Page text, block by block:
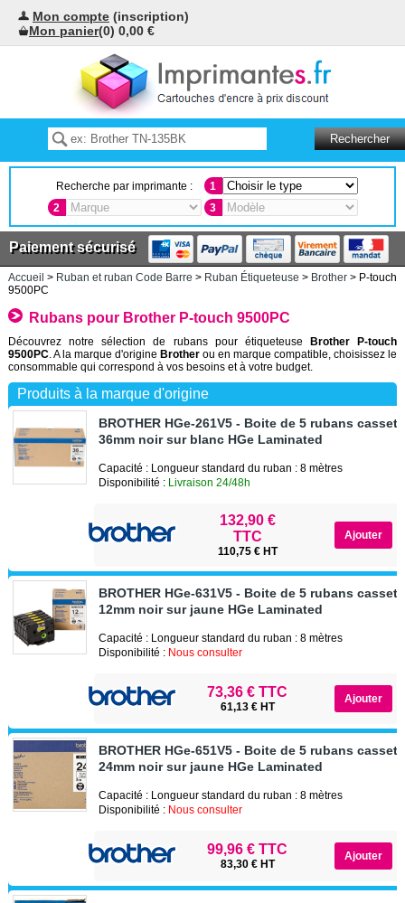
Mon compte (inscription)
Mon panier(0) 0,00 €
Recherche par imprimante :
1
2
3
Paiement sécurisé
Accueil > Ruban et ruban Code Barre > Ruban Étiqueteuse > Brother> P-touch
9500PC
Rubans pour Brother P-touch 9500PC
Découvrez notre sélection de rubans pour étiqueteuse Brother P-touch
9500PC. A la marque d'origine Brother ou en marque compatible, choisissez le
consommable qui correspond à vos besoins et à votre budget.
Produits à la marque d'origine
BROTHER HGe-261V5 - Boite de 5 rubans
36mm noir sur blanc HGe Laminated
Capacité : Longueur standard du ruban : 8 mètres
Disponibilité : Livraison 24/48h
132,90 €
TTC
110,75 € HT
BROTHER HGe-631V5 - Boite de 5 rubans
12mm noir sur jaune HGe Laminated
Capacité : Longueur standard du ruban : 8 mètres
Disponibilité : Nous consulter
73,36 € TTC
61,13 € HT
BROTHER HGe-651V5 - Boite de 5 rubans
24mm noir sur jaune HGe Laminated
Capacité : Longueur standard du ruban : 8 mètres
Disponibilité : Nous consulter
99,96 € TTC
83,30 € HT